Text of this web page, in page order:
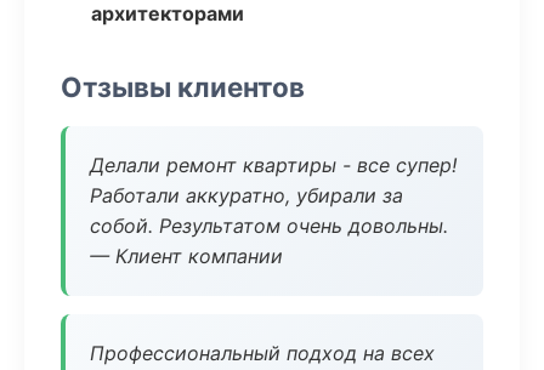
архитекторами
Отзывы клиентов
Делали ремонт квартиры - все супер!
Работали аккуратно, убирали за
собой. Результатом очень довольны.
— Клиент компании
Профессиональный подход на всех